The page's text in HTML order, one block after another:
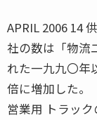
APRIL 2006 14
社の数は「物流
れた一九九〇年
倍に増加した。
営業用 トラッ